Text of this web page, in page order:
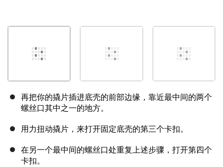
再把你的撬片插进底壳的前部边缘，靠近最中间的两个
螺丝口其中之一的地方。
用力扭动撬片，来打开固定底壳的第三个卡扣。
在另一个最中间的螺丝口处重复上述步骤，打开第四个
卡扣。